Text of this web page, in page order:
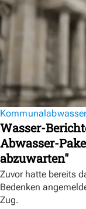
Wasser-
Abwasser-
abzuwarten"
Zuvor hatte bereits
Bedenken
Zug.